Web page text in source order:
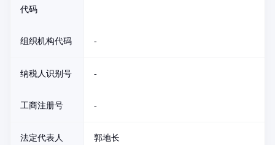
代码
组织机构代码 -
纳税人识别号 -
工商注册号 -
法定代表人 郭地长